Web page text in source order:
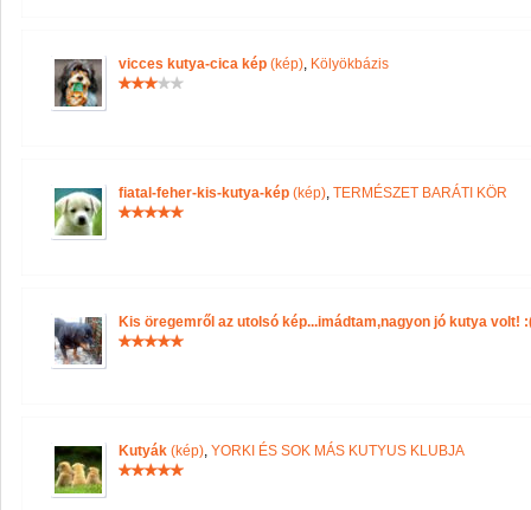
vicces kutya-cica kép (kép), Kölyökbázis
fiatal-feher-kis-kutya-kép (kép), TERMÉSZET BARÁTI KÖR
Kis öregemről az utolsó kép...imádtam,nagyon jó kutya volt!
Kutyák (kép), YORKI ÉS SOK MÁS KUTYUS KLUBJA